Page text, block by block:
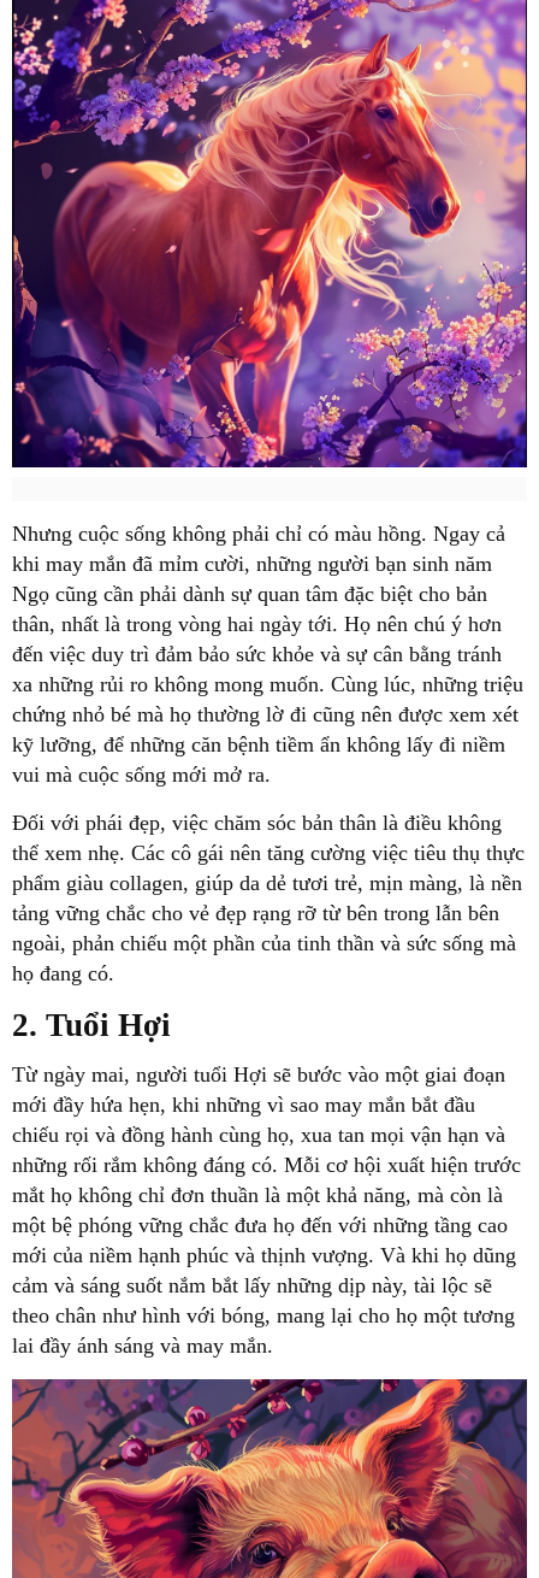
Nhưng cuộc sống không phải chỉ có màu hồng. Ngay cả
khi may mắn đã mỉm cười, những người bạn sinh năm
Ngọ cũng cần phải dành sự quan tâm đặc biệt cho bản
thân, nhất là trong vòng hai ngày tới. Họ nên chú ý hơn
đến việc duy trì đảm bảo sức khỏe và sự cân bằng tránh
xa những rủi ro không mong muốn. Cùng lúc, những triệu
chứng nhỏ bé mà họ thường lờ đi cũng nên được xem xét
kỹ lưỡng, để những căn bệnh tiềm ẩn không lấy đi niềm
vui mà cuộc sống mới mở ra.
Đối với phái đẹp, việc chăm sóc bản thân là điều không
thể xem nhẹ. Các cô gái nên tăng cường việc tiêu thụ thực
phẩm giàu collagen, giúp da dẻ tươi trẻ, mịn màng, là nền
tảng vững chắc cho vẻ đẹp rạng rỡ từ bên trong lẫn bên
ngoài, phản chiếu một phần của tinh thần và sức sống mà
họ đang có.
2. Tuổi Hợi
Từ ngày mai, người tuổi Hợi sẽ bước vào một giai đoạn
mới đầy hứa hẹn, khi những vì sao may mắn bắt đầu
chiếu rọi và đồng hành cùng họ, xua tan mọi vận hạn và
những rối rắm không đáng có. Mỗi cơ hội xuất hiện trước
mắt họ không chỉ đơn thuần là một khả năng, mà còn là
một bệ phóng vững chắc đưa họ đến với những tầng cao
mới của niềm hạnh phúc và thịnh vượng. Và khi họ dũng
cảm và sáng suốt nắm bắt lấy những dịp này, tài lộc sẽ
theo chân như hình với bóng, mang lại cho họ một tương
lai đầy ánh sáng và may mắn.